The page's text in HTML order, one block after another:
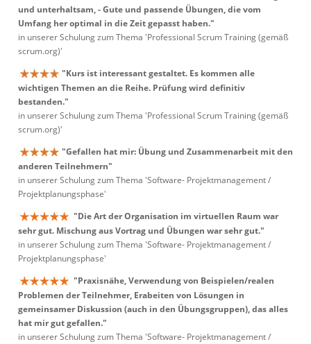
und unterhaltsam, - Gute und passende Übungen, die vom
Umfang her optimal in die Zeit gepasst haben."
in unserer Schulung zum Thema 'Professional Scrum Training (gemäß
scrum.org)'
"Kurs ist interessant gestaltet. Es kommen alle
wichtigen Themen an die Reihe. Prüfung wird definitiv
bestanden."
in unserer Schulung zum Thema 'Professional Scrum Training (gemäß
scrum.org)'
"Gefallen hat mir: Übung und Zusammenarbeit mit den
anderen Teilnehmern"
in unserer Schulung zum Thema 'Software- Projektmanagement /
Projektplanungsphase'
"Die Art der Organisation im virtuellen Raum war
sehr gut. Mischung aus Vortrag und Übungen war sehr gut."
in unserer Schulung zum Thema 'Software- Projektmanagement /
Projektplanungsphase'
"Praxisnähe, Verwendung von Beispielen/realen
Problemen der Teilnehmer, Erabeiten von Lösungen in
gemeinsamer Diskussion (auch in den Übungsgruppen), das alles
hat mir gut gefallen."
in unserer Schulung zum Thema 'Software- Projektmanagement /